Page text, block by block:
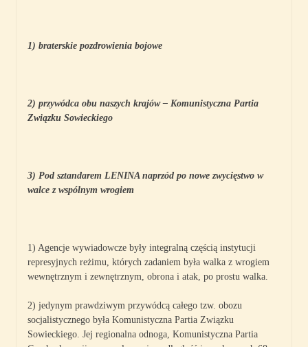
1) braterskie pozdrowienia bojowe
2) przywódca obu naszych krajów – Komunistyczna Partia
Związku Sowieckiego
3) Pod sztandarem LENINA naprzód po nowe zwycięstwo w
walce z wspólnym wrogiem
1) Agencje wywiadowcze były integralną częścią instytucji
represyjnych reżimu, których zadaniem była walka z wrogiem
wewnętrznym i zewnętrznym, obrona i atak, po prostu walka.
2) jedynym prawdziwym przywódcą całego tzw. obozu
socjalistycznego była Komunistyczna Partia Związku
Sowieckiego. Jej regionalna odnoga, Komunistyczna Partia